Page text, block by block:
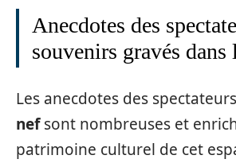
Anecdotes des
souvenirs gravés dans
Les anecdotes des
nefsont nombreuses et
patrimoine culturel de cet